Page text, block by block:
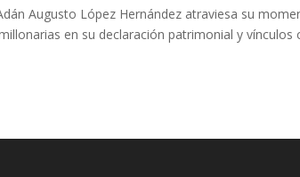
Augusto López Hernández atraviesa su
en su declaración patrimonial y